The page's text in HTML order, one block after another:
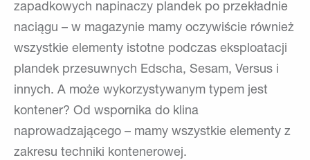
zapadkowych napinaczy plandek po przekładnie
naciągu – w magazynie mamy oczywiście również
wszystkie elementy istotne podczas eksploatacji
plandek przesuwnych Edscha, Sesam, Versus i
innych. A może wykorzystywanym typem jest
kontener? Od wspornika do klina
naprowadzającego – mamy wszystkie elementy z
zakresu techniki kontenerowej.